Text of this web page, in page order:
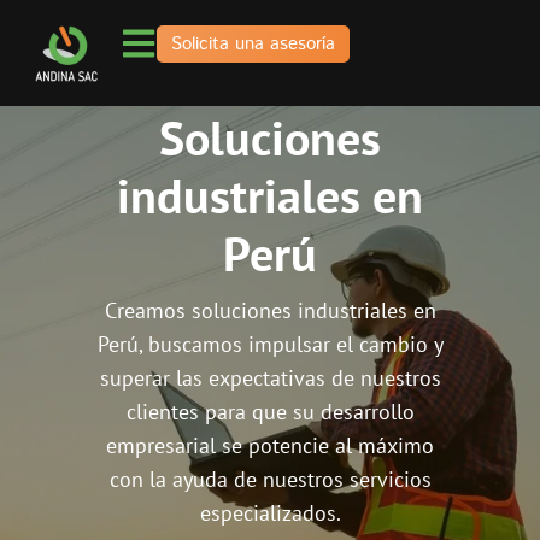
Solicita una asesoría
Soluciones
industriales en
Perú
Creamos soluciones industriales en
Perú, buscamos impulsar el cambio y
superar las expectativas de nuestros
clientes para que su desarrollo
empresarial se potencie al máximo
con la ayuda de nuestros servicios
especializados.